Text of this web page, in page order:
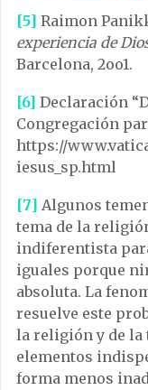
[5] Raimon
experiencia de
Barcelona, 2oo1.
[6] Declaración
Congregación
https://
iesus_sp.html
[7] Algunos
tema de la
indiferentista
iguales porque
absoluta. La
resuelve este
la religión y de
elementos
forma menos